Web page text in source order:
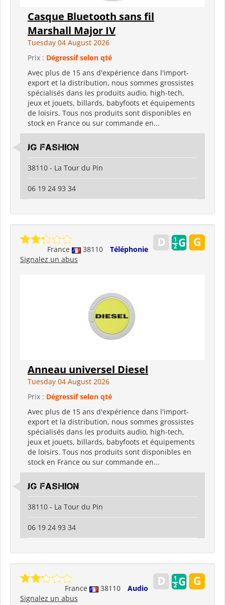
Casque Bluetooth sans fil
Marshall Major IV
Tuesday 04 August 2026
Prix : Dégressif selon qté
Avec plus de 15 ans d'expérience dans l'import-
export et la distribution, nous sommes grossistes
spécialisés dans les produits audio, high-tech,
jeux et jouets, billards, babyfoots et équipements
de loisirs. Tous nos produits sont disponibles en
stock en France ou sur commande en...
JG Fashion
38110 - La Tour du Pin
06 19 24 93 34
France 38110
Téléphonie
Signalez un abus
Anneau universel Diesel
Tuesday 04 August 2026
Prix : Dégressif selon qté
Avec plus de 15 ans d'expérience dans l'import-
export et la distribution, nous sommes grossistes
spécialisés dans les produits audio, high-tech,
jeux et jouets, billards, babyfoots et équipements
de loisirs. Tous nos produits sont disponibles en
stock en France ou sur commande en...
JG Fashion
38110 - La Tour du Pin
06 19 24 93 34
France 38110
Audio
Signalez un abus